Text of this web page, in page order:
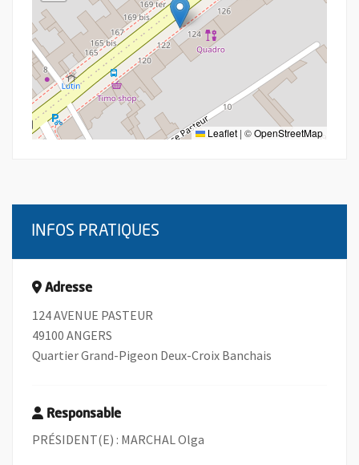
Leaflet | ©OpenStreetMap
INFOS PRATIQUES
Adresse
124 AVENUE PASTEUR
49100 ANGERS
Quartier Grand-Pigeon Deux-Croix Banchais
Responsable
PRÉSIDENT(E) : MARCHAL Olga